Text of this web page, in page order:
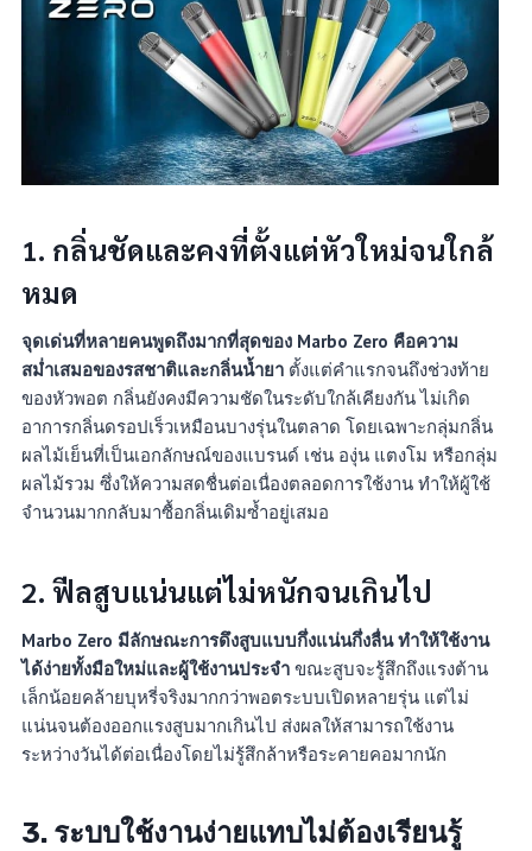
1. กลิ่นชัดและคงที่ตั้งแต่หัวใหม่จนใกล้
หมด
จุดเด่นที่หลายคนพูดถึงมากที่สุดของ Marbo Zero คือความ
สม่ำเสมอของรสชาติและกลิ่นน้ำยา ตั้งแต่คำแรกจนถึงช่วงท้าย
ของหัวพอต กลิ่นยังคงมีความชัดในระดับใกล้เคียงกัน ไม่เกิด
อาการกลิ่นดรอปเร็วเหมือนบางรุ่นในตลาด โดยเฉพาะกลุ่มกลิ่น
ผลไม้เย็นที่เป็นเอกลักษณ์ของแบรนด์ เช่น องุ่น แตงโม หรือกลุ่ม
ผลไม้รวม ซึ่งให้ความสดชื่นต่อเนื่องตลอดการใช้งาน ทำให้ผู้ใช้
จำนวนมากกลับมาซื้อกลิ่นเดิมซ้ำอยู่เสมอ
2. ฟีลสูบแน่นแต่ไม่หนักจนเกินไป
Marbo Zero มีลักษณะการดึงสูบแบบกึ่งแน่นกึ่งลื่น ทำให้ใช้งาน
ได้ง่ายทั้งมือใหม่และผู้ใช้งานประจำ ขณะสูบจะรู้สึกถึงแรงต้าน
เล็กน้อยคล้ายบุหรี่จริงมากกว่าพอตระบบเปิดหลายรุ่น แต่ไม่
แน่นจนต้องออกแรงสูบมากเกินไป ส่งผลให้สามารถใช้งาน
ระหว่างวันได้ต่อเนื่องโดยไม่รู้สึกล้าหรือระคายคอมากนัก
3. ระบบใช้งานง่ายแทบไม่ต้องเรียนรู้